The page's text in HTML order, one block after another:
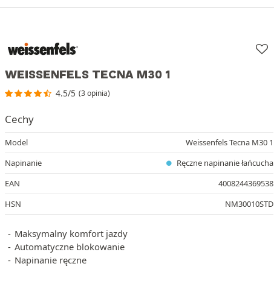
WEISSENFELS TECNA M30 1
4.5/5 (3 opinia)
Cechy
Model
Weissenfels Tecna M30 1
Napinanie
Ręczne napinanie łańcucha
EAN
4008244369538
HSN
NM30010STD
Maksymalny komfort jazdy
Automatyczne blokowanie
Napinanie ręczne